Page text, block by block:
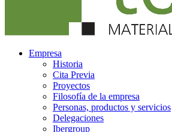
Empresa
Historia
Cita Previa
Proyectos
Filosofía de la empresa
Personas, productos y servicios
Delegaciones
Ibergroup